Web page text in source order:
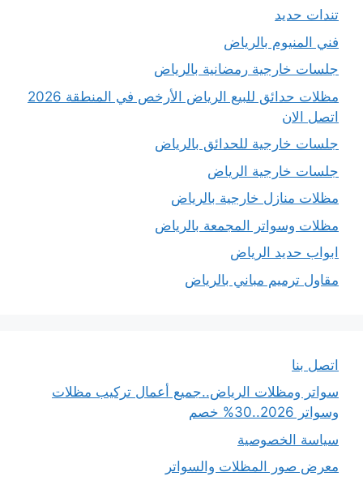
تندات حديد
فني المنيوم بالرياض
جلسات خارجية رمضانية بالرياض
مظلات حدائق للبيع الرياض الأرخص في المنطقة 2026
اتصل الان
جلسات خارجية للحدائق بالرياض
جلسات خارجية الرياض
مظلات منازل خارجية بالرياض
مظلات وسواتر المجمعة بالرياض
ابواب حديد الرياض
مقاول ترميم مباني بالرياض
اتصل بنا
سواتر ومظلات الرياض..جميع أعمال تركيب مظلات
وسواتر 2026..30% خصم
سياسة الخصوصية
معرض صور المظلات والسواتر